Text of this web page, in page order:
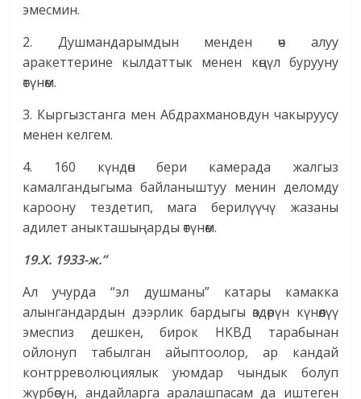
эмесмин.
2. Душмандарымдын менден өч алуу
аракеттерине кылдаттык менен көңүл бурууну
өтүнөм.
3. Кыргызстанга мен Абдрахмановдун чакыруусу
менен келгем.
4. 160 күндөн бери камерада жалгыз
камалгандыгыма байланыштуу менин деломду
кароону тездетип, мага берилүүчү жазаны
адилет аныкташыңарды өтүнөм.
19.Х. 1933-ж.”
Ал учурда “эл душманы” катары камакка
алынгандардын дээрлик бардыгы өздөрүн күнөөлүү
эмеспиз дешкен, бирок НКВД тарабынан
ойлонуп табылган айыптоолор, ар кандай
контрреволюциялык уюмдар чындык болуп
жүрбөсүн, андайларга аралашпасам да иштеген